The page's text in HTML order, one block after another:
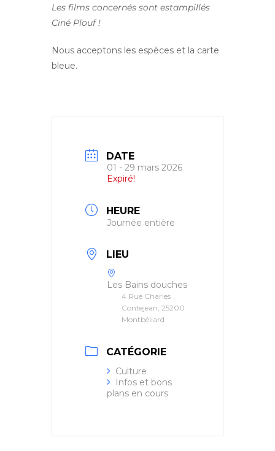
Les films concernés sont estampillés
Ciné Plouf !
Nous acceptons les espèces et la carte
bleue.
DATE
01 - 29 mars 2026
Expiré!
HEURE
Journée entière
LIEU
Les Bains douches
4 Rue Charles
Contejean, 25200
Montbéliard
CATÉGORIE
Culture
Infos et bons
plans en cours